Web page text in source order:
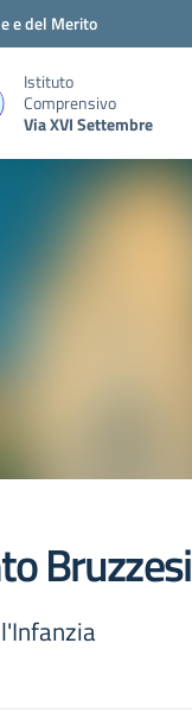
e del Merito
Istituto
Comprensivo
Via XVI Settembre
Bruzzesi